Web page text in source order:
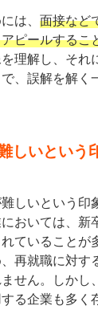
は、 面接など
ピールするこ
理解し、それ
、誤解を解く
しいという
しいという印
おいては、新
ていることが
再就職に対す
せん。しかし
る企業も多く